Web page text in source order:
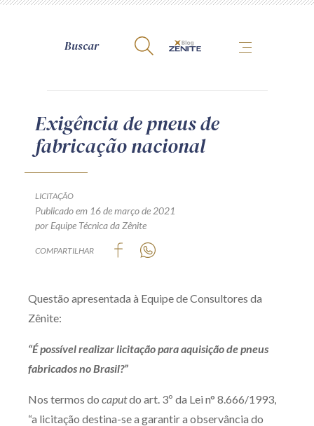
A Zênite
Como publicar conosco
Termos de uso
Guia de Direitos dos Titulares de Dados
Zênite Fácil IA
Orientação por Escrito
Exigência de pneus de
fabricação nacional
LICITAÇÃO
Publicado em 16 de março de 2021
por Equipe Técnica da Zênite
COMPARTILHAR
Questão apresentada à Equipe de Consultores da
Zênite:
“É possível realizar licitação para aquisição de pneus
fabricados no Brasil?”
Nos termos do caputdo art. 3º da Lei n° 8.666/1993,
“a licitação destina-se a garantir a observância do